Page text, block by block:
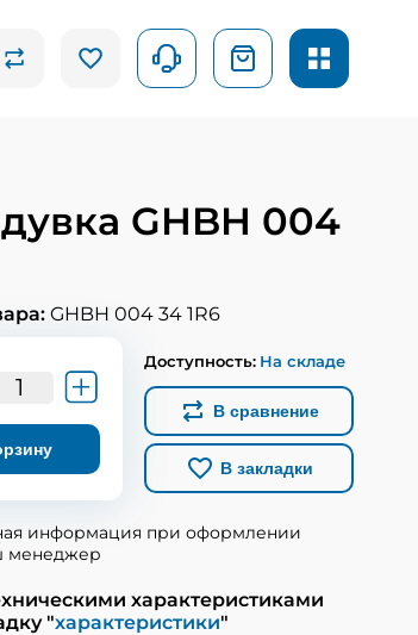
GHBH 004
GHBH 004 34 1R6
Доступность: На складе
В сравнение
В закладки
информация при оформлении
менеджер
характеристиками
"характеристики"